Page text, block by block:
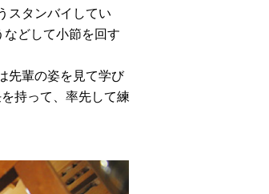
スタンバイしてい
どして小節を回す
先輩の姿を見て学び
持って、率先して練